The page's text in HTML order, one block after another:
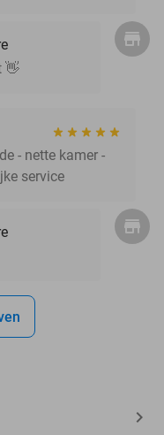
👋
- nette kamer -
service